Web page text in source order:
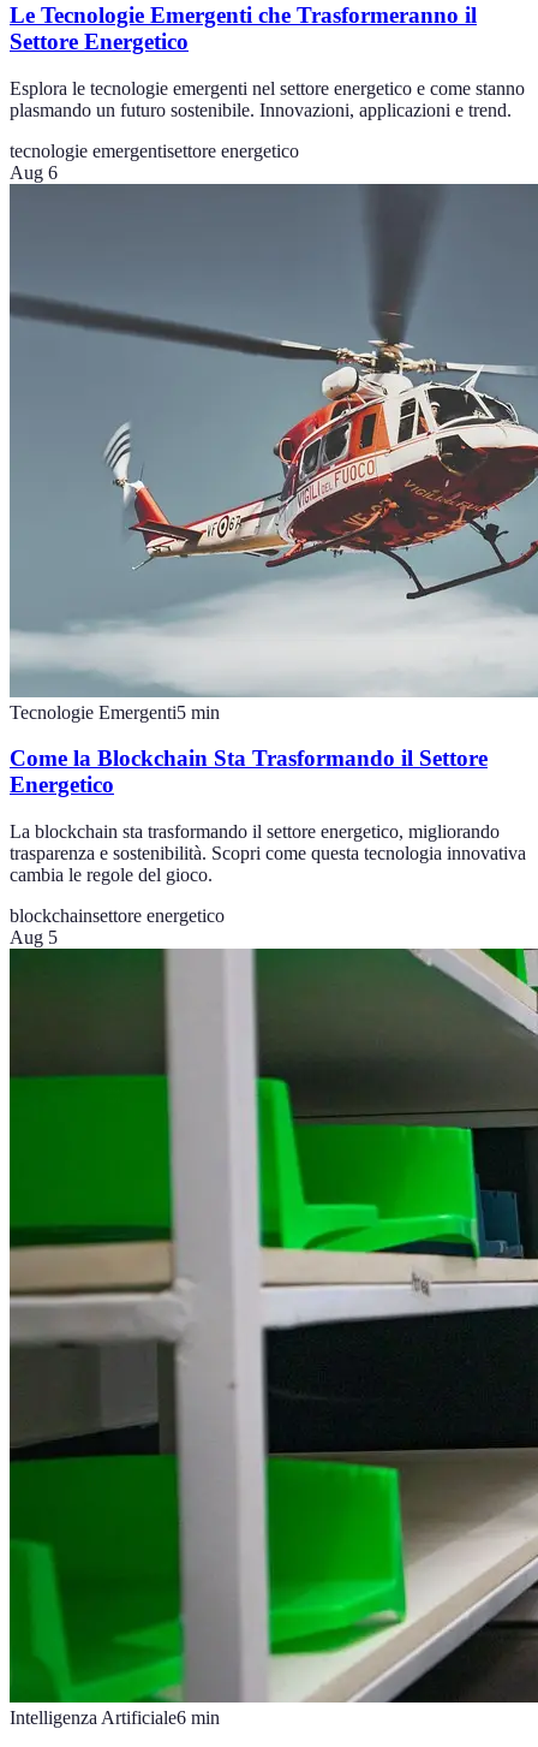
Le Tecnologie Emergenti che Trasformeranno il
Settore Energetico
Esplora le tecnologie emergenti nel settore energetico e come stanno
plasmando un futuro sostenibile. Innovazioni, applicazioni e trend.
tecnologie emergentisettore energetico
Aug 6
Tecnologie Emergenti5 min
Come la Blockchain Sta Trasformando il Settore
Energetico
La blockchain sta trasformando il settore energetico, migliorando
trasparenza e sostenibilità. Scopri come questa tecnologia innovativa
cambia le regole del gioco.
blockchainsettore energetico
Aug 5
Intelligenza Artificiale6 min